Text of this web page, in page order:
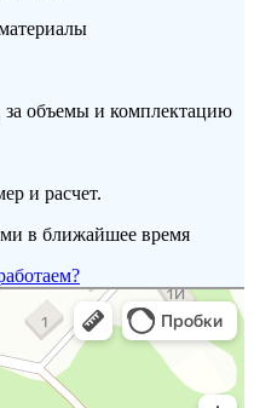
объемы и комплектацию
и расчет.
в ближайшее время